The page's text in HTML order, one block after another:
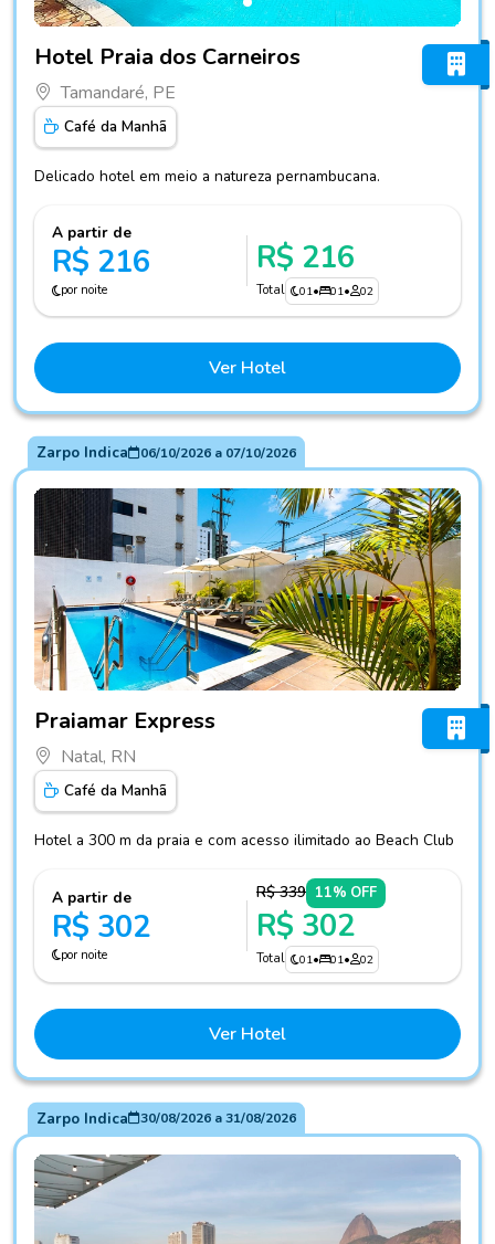
Hotel Praia dos Carneiros
Tamandaré, PE
Café da Manhã
Delicado hotel em meio a natureza pernambucana.
A partir de
R$ 216
por noite
R$ 216
Total 01• 01• 02
Ver Hotel
Zarpo Indica 06/10/2026a 07/10/2026
Praiamar Express
Natal, RN
Café da Manhã
Hotel a 300 m da praia e com acesso ilimitado ao Beach Club
A partir de
R$ 302
por noite
R$ 339 11% OFF
R$ 302
Total 01• 01• 02
Ver Hotel
Zarpo Indica 30/08/2026a31/08/2026